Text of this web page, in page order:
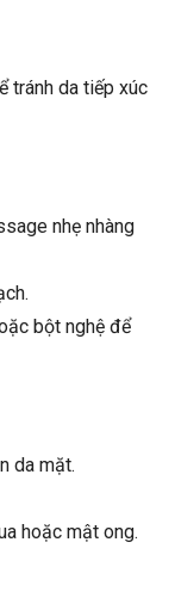
tránh da tiếp xúc
nhẹ nhàng
bột nghệ để
da mặt.
hoặc mật ong.